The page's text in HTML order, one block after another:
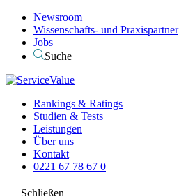
Newsroom
Wissenschafts- und Praxispartner
Jobs
Suche
Rankings & Ratings
Studien & Tests
Leistungen
Über uns
Kontakt
0221 67 78 67 0
Schließen